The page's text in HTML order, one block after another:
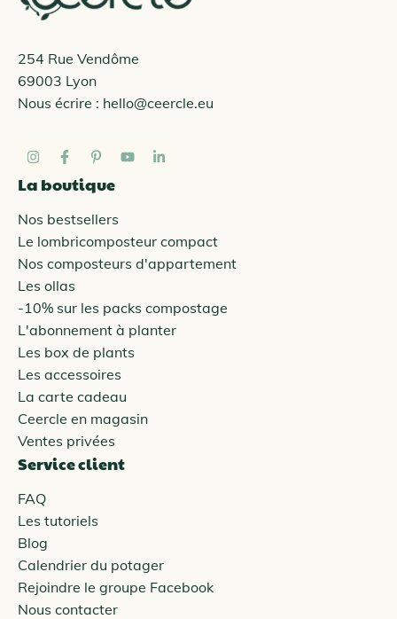
254 Rue Vendôme
69003 Lyon
Nous écrire : hello@ceercle.eu
La boutique
Nos bestsellers
Le lombricomposteur compact
Nos composteurs d'appartement
Les ollas
-10% sur les packs compostage
L'abonnement à planter
Les box de plants
Les accessoires
La carte cadeau
Ceercle en magasin
Ventes privées
Service client
FAQ
Les tutoriels
Blog
Calendrier du potager
Rejoindre le groupe Facebook
Nous contacter